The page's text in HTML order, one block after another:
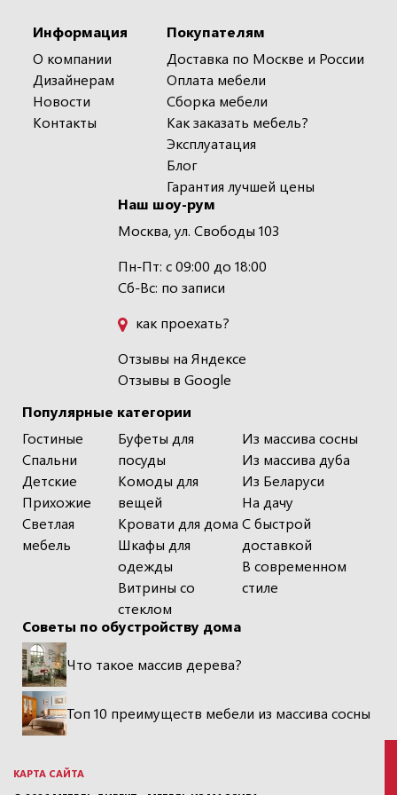
Информация
О компании
Дизайнерам
Новости
Контакты
Популярные категории
Гостиные
Спальни
Детские
Прихожие
Светлая
мебель
Буфеты для
посуды
Комоды для
вещей
Кровати для дома
Шкафы для
одежды
Витрины со
стеклом
Из массива сосны
Из массива дуба
Из Беларуси
На дачу
С быстрой
доставкой
В современном
стиле
Покупателям
Доставка по Москве и России
Оплата мебели
Сборка мебели
Как заказать мебель?
Эксплуатация
Блог
Гарантия лучшей цены
Наш шоу-рум
Москва, ул. Свободы 103
Пн-Пт: с 09:00 до 18:00
Сб-Вс: по записи
как проехать?
Отзывы на Яндексе
Отзывы в Google
Советы по обустройству дома
Что такое массив дерева?
Топ 10 преимуществ мебели из массива сосны
КАРТА САЙТА